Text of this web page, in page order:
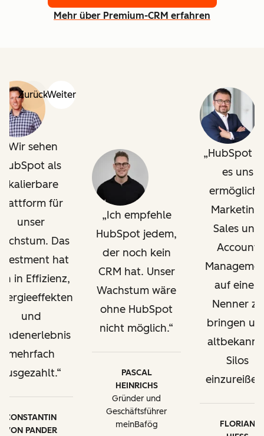
Mehr über Premium-CRM erfahren
ZurückWeiter
Wir sehen
HubSpot als
skalierbare
für
unser
Das
hat
in Effizienz,
und
mehrfach
ausgezahlt.
CONSTANTIN
VON PANDER
Ich empfehle
HubSpot jedem,
der noch kein
CRM hat. Unser
Wachstum wäre
ohne HubSpot
nicht möglich.
PASCAL
HEINRICHS
Gründer und
Geschäftsführer
meinBafög
HubSpot
es uns
Marketing,
Sales und
Account
auf einen
Nenner zu
bringen
Silos
FLORIAN